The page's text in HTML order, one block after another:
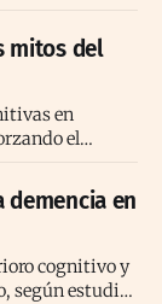
mitos del
en
el
en
cognitivo y
según estudio